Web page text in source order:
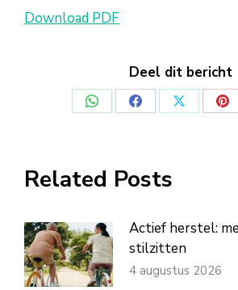
Download PDF
Deel dit bericht
Deel
Deel
Deel
Related Posts
Actief herstel:
stilzitten
4 augustus 2026